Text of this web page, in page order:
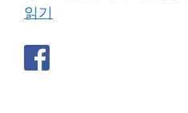
읽기